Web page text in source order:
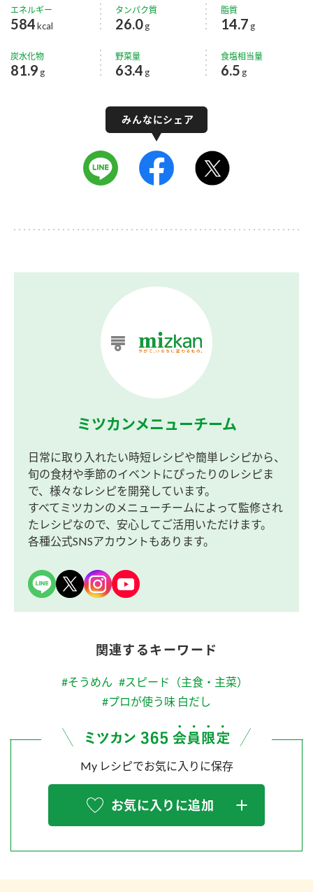
エネルギー
584kcal
タンパク質
26.0g
脂質
14.7 g
炭水化物
81.9 g
野菜量
63.4 g
食塩相当量
6.5 g
ミツカンメニューチーム
日常に取り入れたい時短レシピや簡単レシピから、
旬の食材や季節のイベントにぴったりのレシピま
で、様々なレシピを開発しています。
すべてミツカンのメニューチームによって監修され
たレシピなので、安心してご活用いただけます。
各種公式SNSアカウントもあります。
関連するキーワード
#そうめん #スピード（主食・主菜）
#プロが使う味 白だし
My レシピでお気に入りに保存
お気に入りに追加